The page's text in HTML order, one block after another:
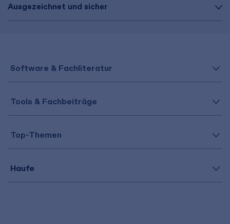
Ausgezeichnet und sicher
Software & Fachliteratur
Tools & Fachbeiträge
Top-Themen
Haufe